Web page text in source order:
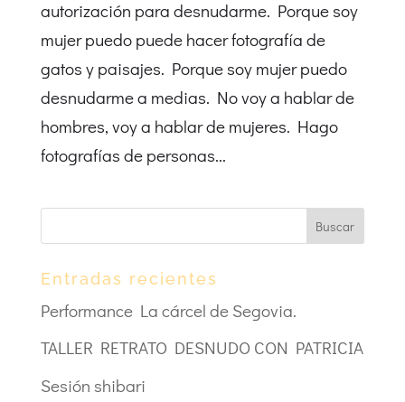
autorización para desnudarme. Porque soy
mujer puedo puede hacer fotografía de
gatos y paisajes. Porque soy mujer puedo
desnudarme a medias. No voy a hablar de
hombres, voy a hablar de mujeres. Hago
fotografías de personas...
Entradas recientes
Performance La cárcel de Segovia.
TALLER RETRATO DESNUDO CON PATRICIA
Sesión shibari